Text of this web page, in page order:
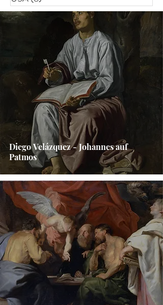
Diego Velázquez - Johannes auf
Patmos